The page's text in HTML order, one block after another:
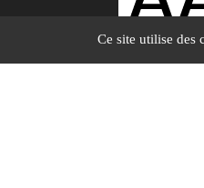
Ce site utilise des